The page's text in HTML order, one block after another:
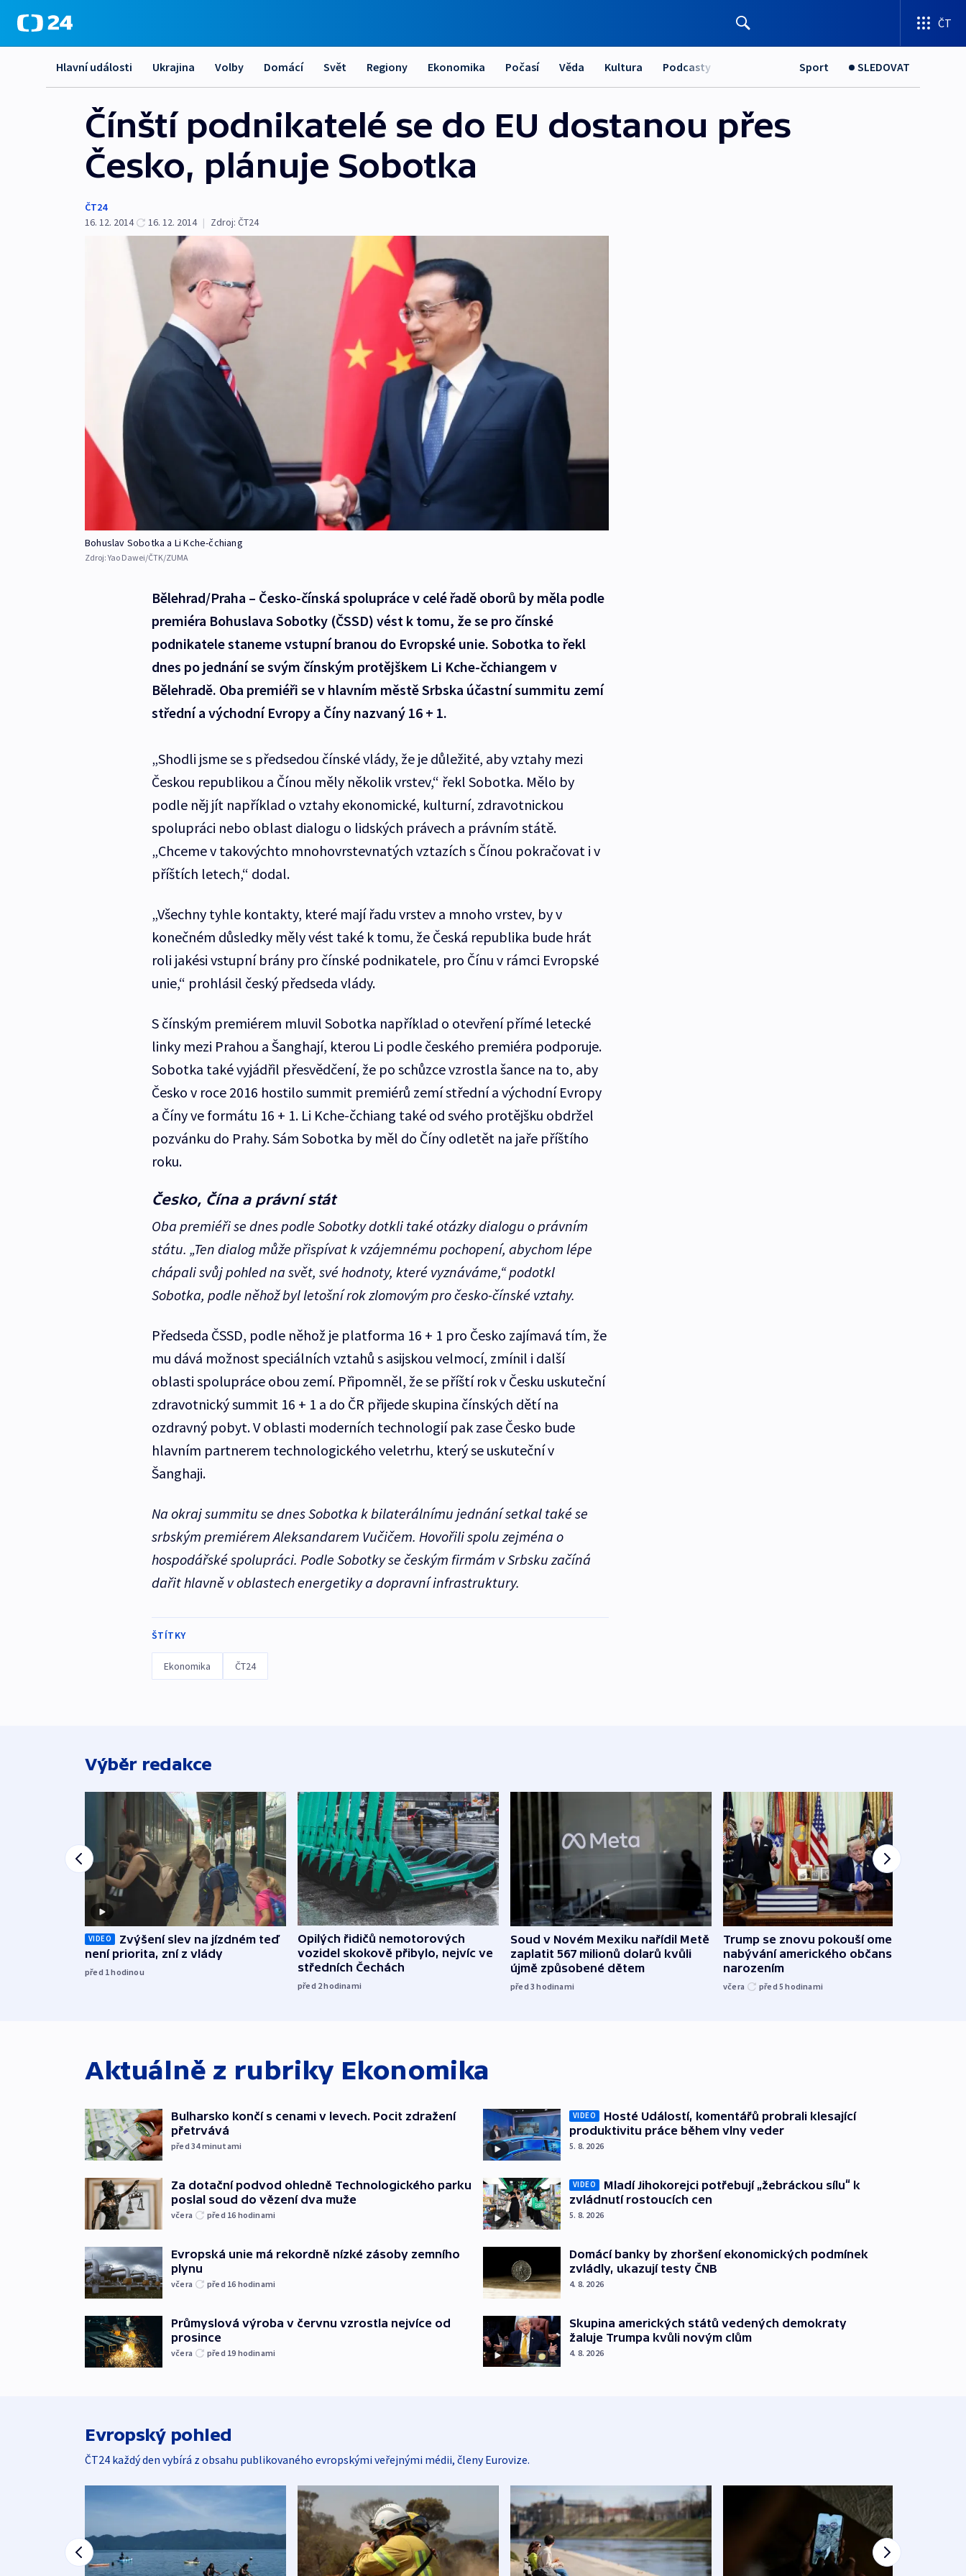
ČT
Hlavní události Ukrajina Volby Domácí Svět Regiony Ekonomika Počasí Věda Kultura Podcasty Sport SLEDOVAT
Čínští podnikatelé se do EU dostanou přes
Česko, plánuje Sobotka
ČT24
16. 12. 2014
16. 12. 2014 | Zdroj: ČT24
Bohuslav Sobotka a Li Kche-čchiang
Zdroj:Yao Dawei/ČTK/ZUMA
Bělehrad/Praha – Česko-čínská spolupráce v celé řadě oborů by měla podle
premiéra Bohuslava Sobotky (ČSSD) vést k tomu, že se pro čínské
podnikatele staneme vstupní branou do Evropské unie. Sobotka to řekl
dnes po jednání se svým čínským protějškem Li Kche-čchiangem v
Bělehradě. Oba premiéři se v hlavním městě Srbska účastní summitu zemí
střední a východní Evropy a Číny nazvaný 16 + 1.
„Shodli jsme se s předsedou čínské vlády, že je důležité, aby vztahy mezi
Českou republikou a Čínou měly několik vrstev,“ řekl Sobotka. Mělo by
podle něj jít například o vztahy ekonomické, kulturní, zdravotnickou
spolupráci nebo oblast dialogu o lidských právech a právním státě.
„Chceme v takovýchto mnohovrstevnatých vztazích s Čínou pokračovat i v
příštích letech,“ dodal.
„Všechny tyhle kontakty, které mají řadu vrstev a mnoho vrstev, by v
konečném důsledky měly vést také k tomu, že Česká republika bude hrát
roli jakési vstupní brány pro čínské podnikatele, pro Čínu v rámci Evropské
unie,“ prohlásil český předseda vlády.
S čínským premiérem mluvil Sobotka například o otevření přímé letecké
linky mezi Prahou a Šanghají, kterou Li podle českého premiéra podporuje.
Sobotka také vyjádřil přesvědčení, že po schůzce vzrostla šance na to, aby
Česko v roce 2016 hostilo summit premiérů zemí střední a východní Evropy
a Číny ve formátu 16 + 1. Li Kche-čchiang také od svého protějšku obdržel
pozvánku do Prahy. Sám Sobotka by měl do Číny odletět na jaře příštího
roku.
Česko, Čína a právní stát
Oba premiéři se dnes podle Sobotky dotkli také otázky dialogu o právním
státu. „Ten dialog může přispívat k vzájemnému pochopení, abychom lépe
chápali svůj pohled na svět, své hodnoty, které vyznáváme,“ podotkl
Sobotka, podle něhož byl letošní rok zlomovým pro česko-čínské vztahy.
Předseda ČSSD, podle něhož je platforma 16 + 1 pro Česko zajímavá tím, že
mu dává možnost speciálních vztahů s asijskou velmocí, zmínil i další
oblasti spolupráce obou zemí. Připomněl, že se příští rok v Česku uskuteční
zdravotnický summit 16 + 1 a do ČR přijede skupina čínských dětí na
ozdravný pobyt. V oblasti moderních technologií pak zase Česko bude
hlavním partnerem technologického veletrhu, který se uskuteční v
Šanghaji.
Na okraj summitu se dnes Sobotka k bilaterálnímu jednání setkal také se
srbským premiérem Aleksandarem Vučičem. Hovořili spolu zejména o
hospodářské spolupráci. Podle Sobotky se českým firmám v Srbsku začíná
dařit hlavně v oblastech energetiky a dopravní infrastruktury.
ŠTÍTKY
Ekonomika ČT24
Výběr redakce
VIDEO
Zvýšení slev na jízdném teď
není priorita, zní z vlády
před 1hodinou
Opilých řidičů nemotorových
vozidel skokově přibylo, nejvíc ve
středních Čechách
před 2hodinami
Soud v Novém Mexiku nařídil Metě
zaplatit 567 milionů dolarů kvůli
újmě způsobené dětem
před 3hodinami
Trump se znovu pokouší omezit
nabývání amerického občanství
narozením
včera před 5hodinami
Aktuálně z rubriky Ekonomika
Bulharsko končí s cenami v levech. Pocit zdražení
přetrvává
před 34minutami
Za dotační podvod ohledně Technologického parku
poslal soud do vězení dva muže
včera před 16 hodinami
Evropská unie má rekordně nízké zásoby zemního
plynu
včera před 16 hodinami
Průmyslová výroba v červnu vzrostla nejvíce od
prosince
včera před 19 hodinami
VIDEO
Hosté Událostí, komentářů probrali klesající
produktivitu práce během vlny veder
5. 8. 2026
VIDEO
Mladí Jihokorejci potřebují „žebráckou sílu“ k
zvládnutí rostoucích cen
5. 8. 2026
Domácí banky by zhoršení ekonomických podmínek
zvládly, ukazují testy ČNB
4. 8. 2026
Skupina amerických států vedených demokraty
žaluje Trumpa kvůli novým clům
4. 8. 2026
Evropský pohled
ČT24 každý den vybírá z obsahu publikovaného evropskými veřejnými médii, členy Eurovize.